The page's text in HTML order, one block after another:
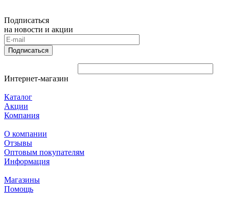
Подписаться
на новости и акции
Подписаться
Интернет-магазин
Каталог
Акции
Компания
О компании
Отзывы
Оптовым покупателям
Информация
Магазины
Помощь